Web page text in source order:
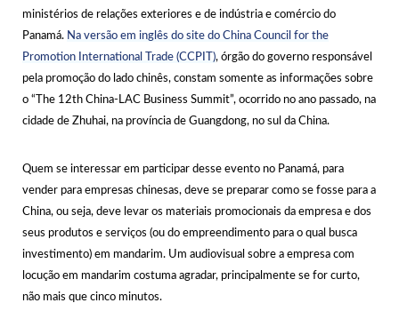
ministérios de relações exteriores e de indústria e comércio do
Panamá. Na versão em inglês do site do China Council for the
Promotion International Trade (CCPIT), órgão do governo responsável
pela promoção do lado chinês, constam somente as informações sobre
o “The 12th China-LAC Business Summit”, ocorrido no ano passado, na
cidade de Zhuhai, na província de Guangdong, no sul da China.
Quem se interessar em participar desse evento no Panamá, para
vender para empresas chinesas, deve se preparar como se fosse para a
China, ou seja, deve levar os materiais promocionais da empresa e dos
seus produtos e serviços (ou do empreendimento para o qual busca
investimento) em mandarim. Um audiovisual sobre a empresa com
locução em mandarim costuma agradar, principalmente se for curto,
não mais que cinco minutos.